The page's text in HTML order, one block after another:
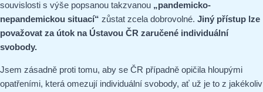
souvislosti s výše popsanou takzvanou „pandemicko-
nepandemickou situací“ zůstat zcela dobrovolné. Jiný přístup lze
považovat za útok na Ústavou ČR zaručené individuální
svobody.
Jsem zásadně proti tomu, aby se ČR případně opičila hloupými
opatřeními, která omezují individuální svobody, ať už je to z jakékoliv